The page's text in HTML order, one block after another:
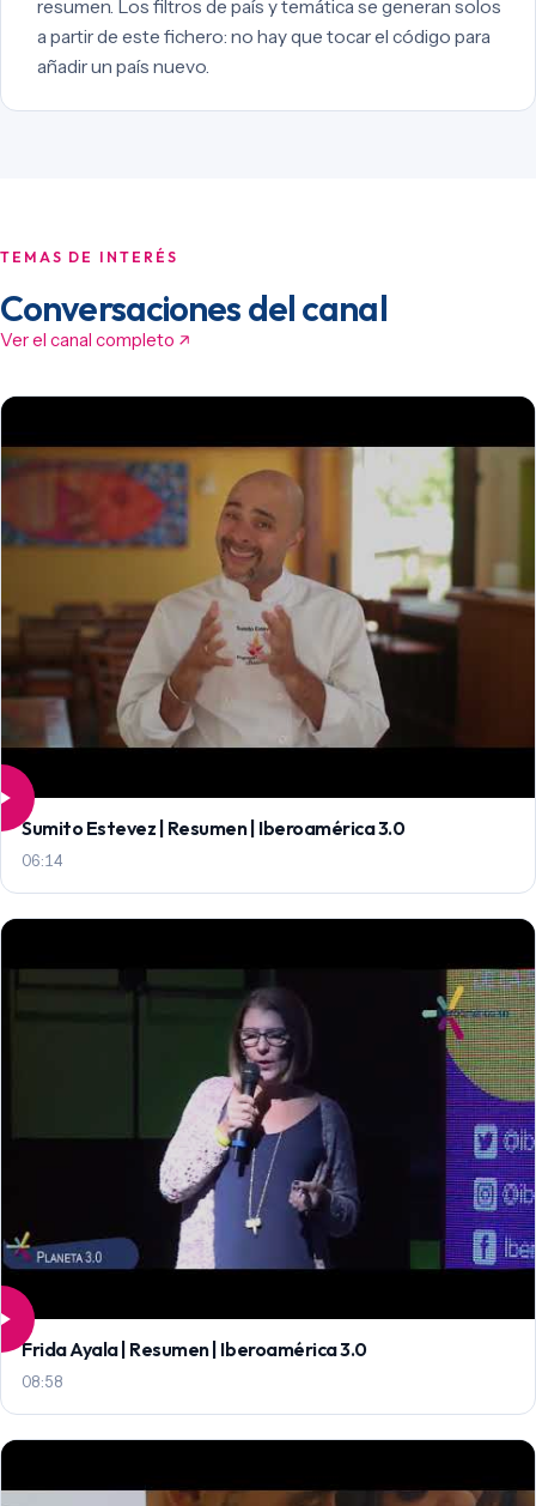
resumen. Los filtros de país y temática se generan solos
a partir de este fichero: no hay que tocar el código para
añadir un país nuevo.
TEMAS DE INTERÉS
Conversaciones del canal
Ver el canal completo
Sumito Estevez | Resumen | Iberoamérica 3.0
06:14
Frida Ayala | Resumen | Iberoamérica 3.0
08:58